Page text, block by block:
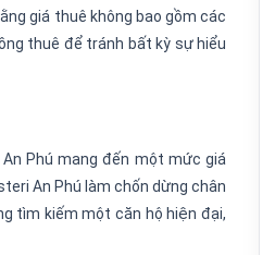
giá thuê không bao gồm các
thuê để tránh bất kỳ sự hiểu
Phú mang đến một mức giá
An Phú làm chốn dừng chân
tìm kiếm một căn hộ hiện đại,